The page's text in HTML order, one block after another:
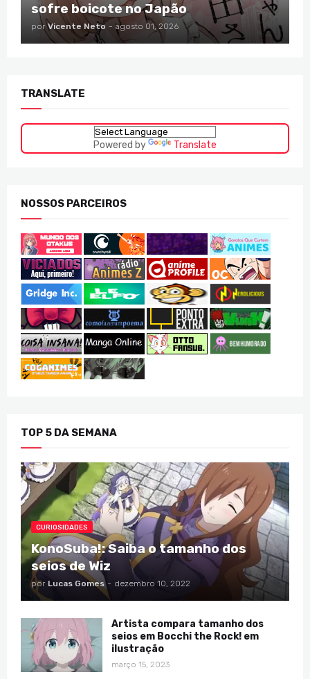
sofre boicote no Japão
por Vicente Neto - agosto 01, 2026
TRANSLATE
Powered by Translate
NOSSOS PARCEIROS
TOP 5 DA SEMANA
CURIOSIDADES
KonoSuba!: Saiba o tamanho dos
seios de Wiz
por Lucas Gomes - dezembro 10, 2022
Artista compara tamanho dos
seios em Bocchi the Rock! em
ilustração
março 15, 2023